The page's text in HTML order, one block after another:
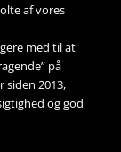
af vores
med til at
på
siden 2013,
og god